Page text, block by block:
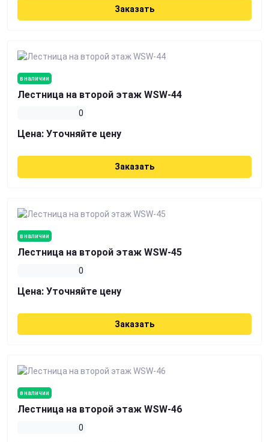
Заказать
в наличии
Лестница на второй этаж WSW-44
0
Цена: Уточняйте цену
Заказать
в наличии
Лестница на второй этаж WSW-45
0
Цена: Уточняйте цену
Заказать
в наличии
Лестница на второй этаж WSW-46
0